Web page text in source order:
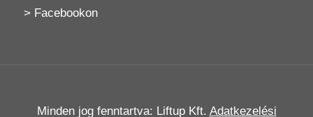
> Facebookon
Minden jog fenntartva: Liftup Kft. Adatkezelési